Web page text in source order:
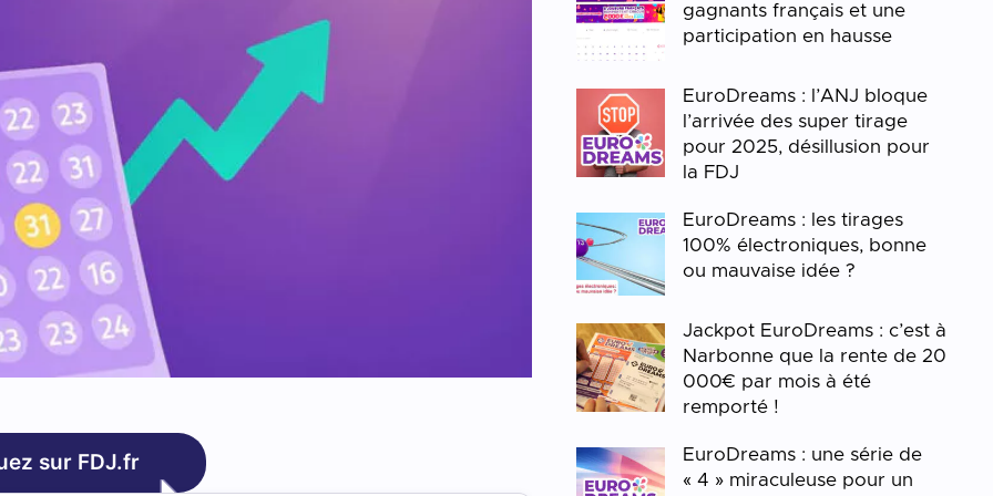
sur FDJ.fr
gagnants français et une
participation en hausse
EuroDreams : l’ANJ bloque
l’arrivée des super tirage
pour 2025, désillusion pour
la FDJ
EuroDreams : les tirages
100% électroniques, bonne
ou mauvaise idée ?
Jackpot EuroDreams : c’est à
Narbonne que la rente de 20
000€ par mois à été
remporté !
EuroDreams : une série de
« 4 » miraculeuse pour un